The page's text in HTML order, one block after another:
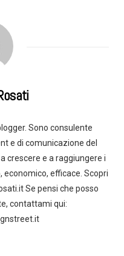
Sono consulente
e di comunicazione del
crescere e a raggiungere i
efficace. Scopri
Se pensi che posso
contattami qui: